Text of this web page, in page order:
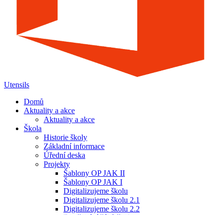
Utensils
Domů
Aktuality a akce
Aktuality a akce
Škola
Historie školy
Základní informace
Úřední deska
Projekty
Šablony OP JAK II
Šablony OP JAK I
Digitalizujeme školu
Digitalizujeme školu 2.1
Digitalizujeme školu 2.2